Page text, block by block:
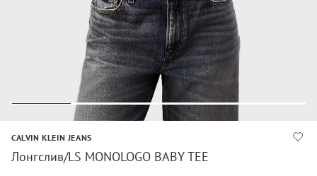
CALVIN KLEIN JEANS
Лонгслив/LS MONOLOGO BABY TEE